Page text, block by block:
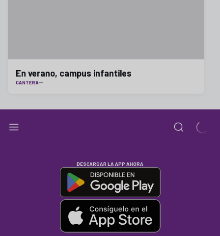
En verano, campus infantiles
CANTERA
DESCARGAR LA APP AHORA